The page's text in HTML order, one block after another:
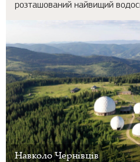
розташований найвищий
Навколо Чернівців